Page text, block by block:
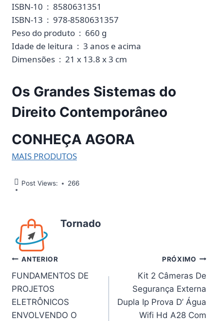
ISBN-10 ‏ : ‎ 8580631351
ISBN-13 ‏ : ‎ 978-8580631357
Peso do produto ‏ : ‎ 660 g
Idade de leitura ‏ : ‎ 3 anos e acima
Dimensões ‏ : ‎ 21 x 13.8 x 3 cm
Os Grandes Sistemas do
Direito Contemporâneo
CONHEÇA AGORA
MAIS PRODUTOS
Post Views: 266
Tornado
Navegação
de
Post
ANTERIOR
FUNDAMENTOS DE
PROJETOS
ELETRÔNICOS
ENVOLVENDO O
PRÓXIMO
Kit 2 Câmeras De
Segurança Externa
Dupla Ip Prova D’ Água
Wifi Hd A28 Com